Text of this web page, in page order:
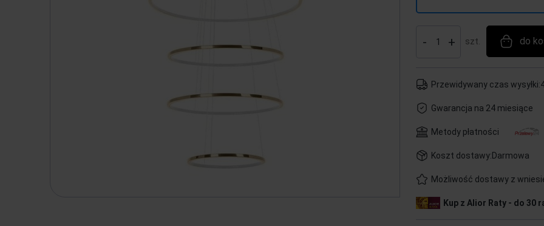
+
- szt. do
Przewidywany czas wysyłki:
Gwarancja na 24 miesiące
Metody płatności
Koszt dostawy:Darmowa
Możliwość dostawy z
Kup z Alior Raty - do 30